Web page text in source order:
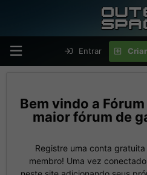
Entrar
maior fórum de
Registre uma conta
membro! Uma vez